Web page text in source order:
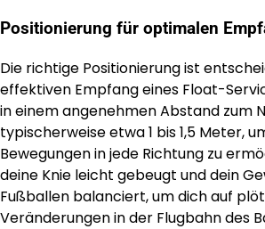
Positionierung für optimalen
Die richtige Positionierung ist
effektiven Empfang eines Float-
in einem angenehmen Abstand zum
typischerweise etwa 1 bis 1,5 Meter,
Bewegungen in jede Richtung zu
deine Knie leicht gebeugt und dein
Fußballen balanciert, um dich auf
Veränderungen in der Flugbahn des